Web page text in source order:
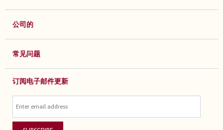
公司的
常见问题
订阅电子邮件更新